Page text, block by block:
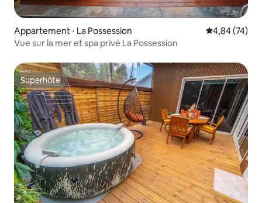
Appartement ⋅ La Possession Évaluation
4,84 (74)
Vue sur la mer et spa privé La Possession
Superhôte
Superhôte